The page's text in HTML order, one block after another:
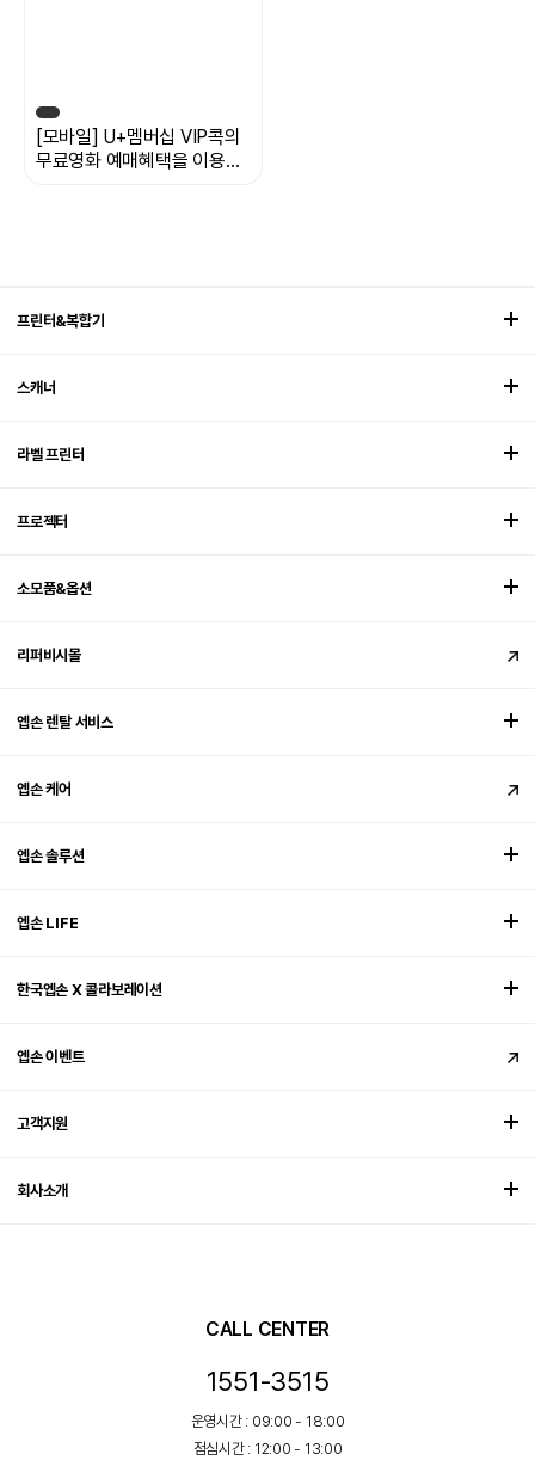
[모바일] U+멤버십 VIP콕의
무료영화 예매혜택을 이용하
프린터&복합기
스캐너
라벨 프린터
프로젝터
소모품&옵션
리퍼비시몰
엡손 렌탈 서비스
엡손 케어
엡손 솔루션
엡손 LIFE
한국엡손 X 콜라보레이션
엡손 이벤트
고객지원
회사소개
CALL CENTER
1551-3515
운영시간 : 09:00 - 18:00
점심시간 : 12:00 - 13:00